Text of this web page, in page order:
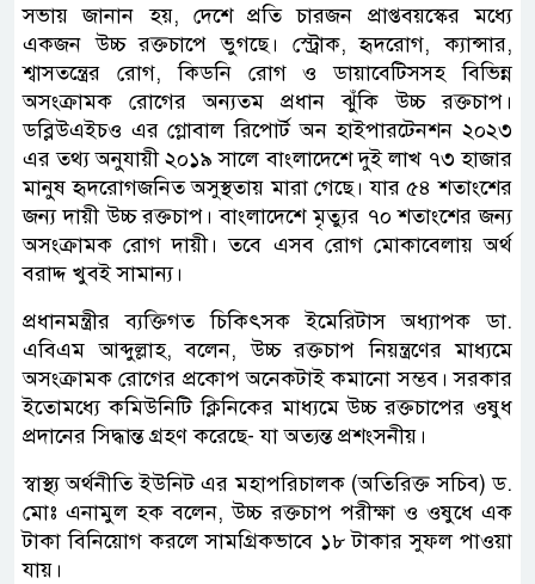
সভায় জানান হয়, দেশে প্রতি চারজন প্রাপ্তবয়স্কের মধ্যে
একজন উচ্চ রক্তচাপে ভুগছে। স্ট্রোক, হৃদরোগ, ক্যান্সার,
শ্বাসতন্ত্রের রোগ, কিডনি রোগ ও ডায়াবেটিসসহ বিভিন্ন
অসংক্রামক রোগের অন্যতম প্রধান ঝুঁকি উচ্চ রক্তচাপ।
ডব্লিউএইচও এর গ্লোবাল রিপোর্ট অন হাইপারটেনশন ২০২৩
এর তথ্য অনুযায়ী ২০১৯ সালে বাংলাদেশে দুই লাখ ৭৩ হাজার
মানুষ হৃদরোগজনিত অসুস্থতায় মারা গেছে। যার ৫৪ শতাংশের
জন্য দায়ী উচ্চ রক্তচাপ। বাংলাদেশে মৃত্যুর ৭০ শতাংশের জন্য
অসংক্রামক রোগ দায়ী। তবে এসব রোগ মোকাবেলায় অর্থ
বরাদ্দ খুবই সামান্য।
প্রধানমন্ত্রীর ব্যক্তিগত চিকিৎসক ইমেরিটাস অধ্যাপক ডা.
এবিএম আব্দুল্লাহ, বলেন, উচ্চ রক্তচাপ নিয়ন্ত্রণের মাধ্যমে
অসংক্রামক রোগের প্রকোপ অনেকটাই কমানো সম্ভব। সরকার
ইতোমধ্যে কমিউনিটি ক্লিনিকের মাধ্যমে উচ্চ রক্তচাপের ওষুধ
প্রদানের সিদ্ধান্ত গ্রহণ করেছে- যা অত্যন্ত প্রশংসনীয়।
স্বাস্থ্য অর্থনীতি ইউনিট এর মহাপরিচালক (অতিরিক্ত সচিব) ড.
মোঃ এনামুল হক বলেন, উচ্চ রক্তচাপ পরীক্ষা ও ওষুধে এক
টাকা বিনিয়োগ করলে সামগ্রিকভাবে ১৮ টাকার সুফল পাওয়া
যায়।